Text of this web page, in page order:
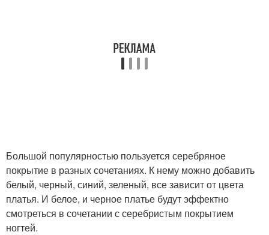
Большой популярностью пользуется серебряное
покрытие в разных сочетаниях. К нему можно добавить
белый, черный, синий, зеленый, все зависит от цвета
платья. И белое, и черное платье будут эффектно
смотреться в сочетании с серебристым покрытием
ногтей.